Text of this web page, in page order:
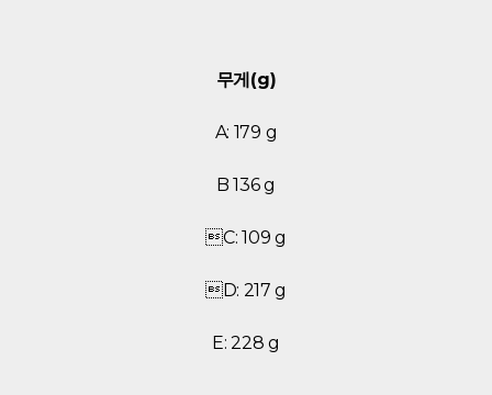
무게(g)
A: 179 g
B 136 g
C: 109 g
D: 217 g
E: 228 g